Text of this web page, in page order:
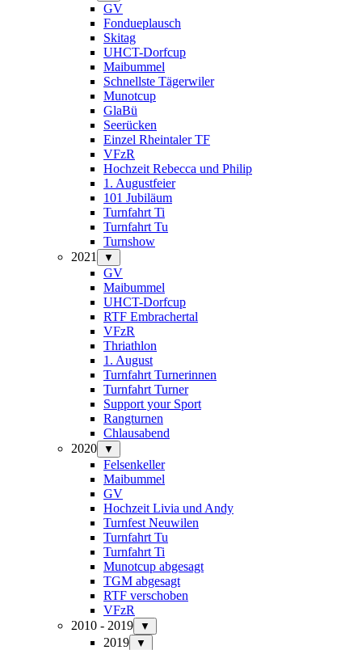
GV
Fondueplausch
Skitag
UHCT-Dorfcup
Maibummel
Schnellste Tägerwiler
Munotcup
GlaBü
Seerücken
Einzel Rheintaler TF
VFzR
Hochzeit Rebecca und Philip
1. Augustfeier
101 Jubiläum
Turnfahrt Ti
Turnfahrt Tu
Turnshow
2021
▼
GV
Maibummel
UHCT-Dorfcup
RTF Embrachertal
VFzR
Thriathlon
1. August
Turnfahrt Turnerinnen
Turnfahrt Turner
Support your Sport
Rangturnen
Chlausabend
2020
▼
Felsenkeller
Maibummel
GV
Hochzeit Livia und Andy
Turnfest Neuwilen
Turnfahrt Tu
Turnfahrt Ti
Munotcup abgesagt
TGM abgesagt
RTF verschoben
VFzR
2010 - 2019
▼
2019 ▼